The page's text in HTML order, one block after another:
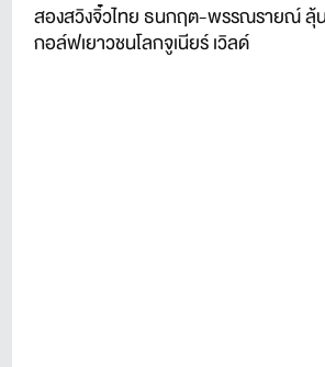
สองสวิงจิ๋วไทย ธนกฤต-พรรณรายณ์ ลุ้
กอล์ฟเยาวชนโลกจูเนียร์ เวิลด์